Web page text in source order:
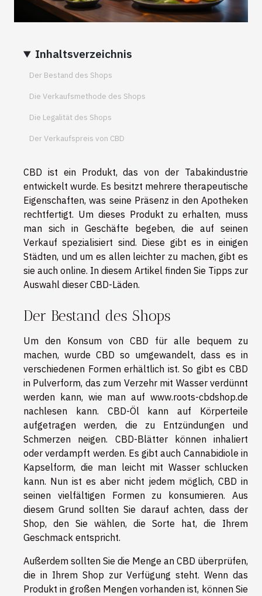
Inhaltsverzeichnis
Der Bestand des Shops
Die Verkaufsmethode des Shops
Die Legalität des Shops
Der Verkaufspreis von CBD
CBD ist ein Produkt, das von der Tabakindustrie
entwickelt wurde. Es besitzt mehrere therapeutische
Eigenschaften, was seine Präsenz in den Apotheken
rechtfertigt. Um dieses Produkt zu erhalten, muss
man sich in Geschäfte begeben, die auf seinen
Verkauf spezialisiert sind. Diese gibt es in einigen
Städten, und um es allen leichter zu machen, gibt es
sie auch online. In diesem Artikel finden Sie Tipps zur
Auswahl dieser CBD-Läden.
Der Bestand des Shops
Um den Konsum von CBD für alle bequem zu
machen, wurde CBD so umgewandelt, dass es in
verschiedenen Formen erhältlich ist. So gibt es CBD
in Pulverform, das zum Verzehr mit Wasser verdünnt
werden kann, wie man auf www.roots-cbdshop.de
nachlesen kann. CBD-Öl kann auf Körperteile
aufgetragen werden, die zu Entzündungen und
Schmerzen neigen. CBD-Blätter können inhaliert
oder verdampft werden. Es gibt auch Cannabidiole in
Kapselform, die man leicht mit Wasser schlucken
kann. Nun ist es aber nicht jedem möglich, CBD in
seinen vielfältigen Formen zu konsumieren. Aus
diesem Grund sollten Sie darauf achten, dass der
Shop, den Sie wählen, die Sorte hat, die Ihrem
Geschmack entspricht.
Außerdem sollten Sie die Menge an CBD überprüfen,
die in Ihrem Shop zur Verfügung steht. Wenn das
Produkt in großen Mengen vorhanden ist, können Sie